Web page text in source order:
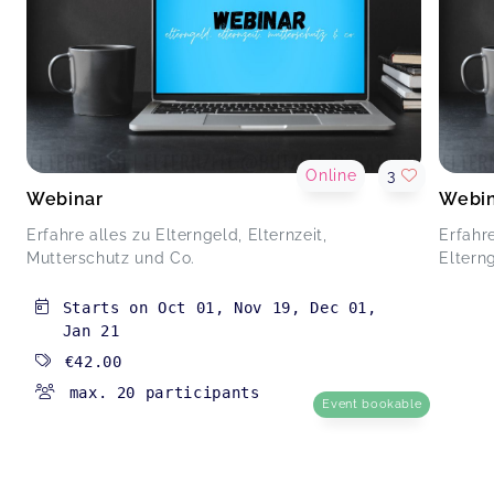
Webinar
Erfahre alles zu Elterngeld, Elternzeit,
Mutterschutz und Co.
Online 3
Starts onOct 01 , Nov 19 , Dec 01 ,
Jan 21
€42.00
max. 20 participants
Event bookable